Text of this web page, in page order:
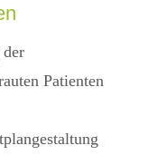
Patienten